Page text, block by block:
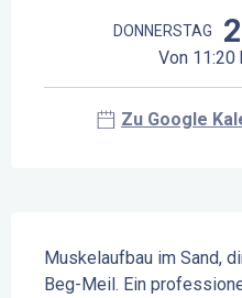
DONNERSTAG
Von 11:20
Zu Google
Muskelaufbau im Sand,
Beg-Meil. Ein